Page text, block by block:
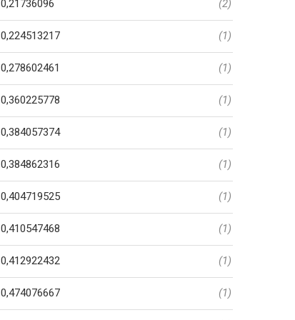
28 Tháng 8, 2023
12 Tháng 1, 2024
0,21736096 (2)
0,224513217 (1)
0,278602461 (1)
0,360225778 (1)
0,384057374 (1)
0,384862316 (1)
0,404719525 (1)
0,410547468 (1)
0,412922432 (1)
0,474076667 (1)